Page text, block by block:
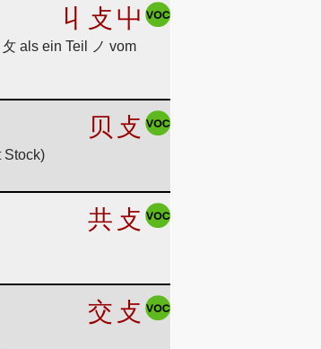
丩 攴 屮
als ein Teil ノ vom
贝 攴
Stock)
共 攴
交 攴